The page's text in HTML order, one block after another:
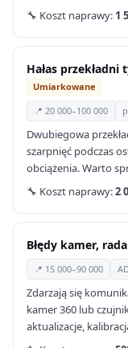
🔧 Koszt naprawy: 1
Hałas
Umiarkowane
📍 20 000–100 000
Dwubiegowa
szarpnięć podczas
obciążenia. Warto
🔧 Koszt naprawy:2
Błędy kamer,
📍 15 000–90 000
Zdarzają się
kamer 360 lub
aktualizacje,